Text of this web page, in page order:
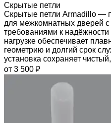
Скрытые петли
Скрытые петли Armadillo —
для межкомнатных дверей
требованиями к
нагрузке обеспечивает
геометрию и долгий срок
установка сохраняет
от 3 500 ₽